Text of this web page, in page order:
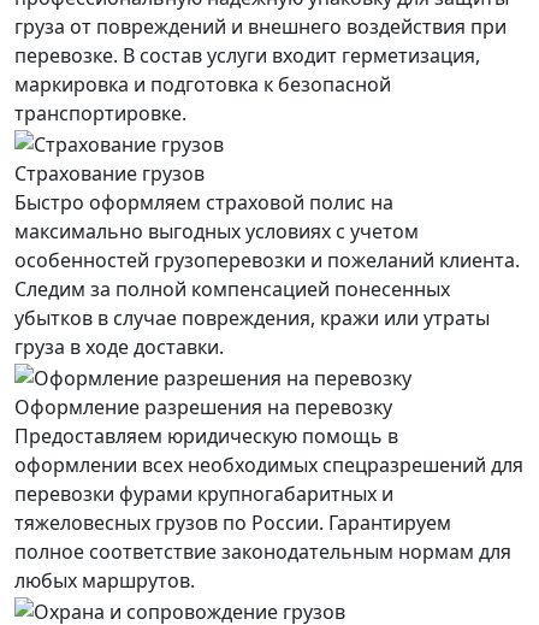
груза от повреждений и внешнего воздействия при
перевозке. В состав услуги входит герметизация,
маркировка и подготовка к безопасной
транспортировке.
Страхование грузов
Быстро оформляем страховой полис на
максимально выгодных условиях с учетом
особенностей грузоперевозки и пожеланий клиента.
Следим за полной компенсацией понесенных
убытков в случае повреждения, кражи или утраты
груза в ходе доставки.
Оформление разрешения на перевозку
Предоставляем юридическую помощь в
оформлении всех необходимых спецразрешений для
перевозки фурами крупногабаритных и
тяжеловесных грузов по России. Гарантируем
полное соответствие законодательным нормам для
любых маршрутов.